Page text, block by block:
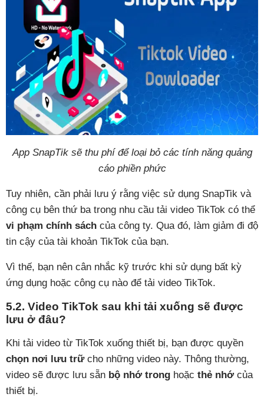
App SnapTik sẽ thu phí để loại bỏ các tính năng quảng
cáo phiền phức
Tuy nhiên, cần phải lưu ý rằng việc sử dụng SnapTik và
công cụ bên thứ ba trong nhu cầu tải video TikTok có thể
vi phạm chính sách của công ty. Qua đó, làm giảm đi độ
tin cậy của tài khoản TikTok của bạn.
Vì thế, bạn nên cân nhắc kỹ trước khi sử dụng bất kỳ
ứng dụng hoặc công cụ nào để tải video TikTok.
5.2. Video TikTok sau khi tải xuống sẽ được
lưu ở đâu?
Khi tải video từ TikTok xuống thiết bị, bạn được quyền
chọn nơi lưu trữcho những video này. Thông thường,
video sẽ được lưu sẵn bộ nhớ trong hoặc thẻ nhớ của
thiết bị.